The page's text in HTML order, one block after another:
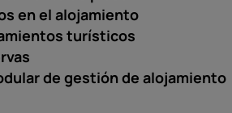
en el alojamiento
turísticos
de gestión de alojamiento